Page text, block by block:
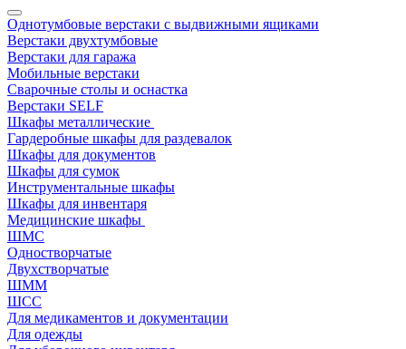
Однотумбовые верстаки с выдвижными ящиками
Верстаки двухтумбовые
Верстаки для гаража
Мобильные верстаки
Сварочные столы и оснастка
Верстаки SELF
Шкафы металлические
Гардеробные шкафы для раздевалок
Шкафы для документов
Шкафы для сумок
Инструментальные шкафы
Шкафы для инвентаря
Медицинские шкафы
ШМС
Одностворчатые
Двухстворчатые
ШММ
ШСС
Для медикаментов и документации
Для одежды